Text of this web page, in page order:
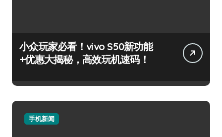
小众玩家必看！vivo S50新功能
+优惠大揭秘，高效玩机速码！
手机新闻